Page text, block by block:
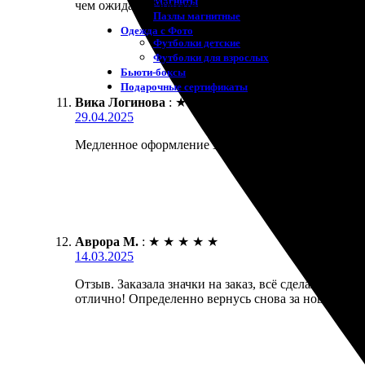
Пазлы магнитные
Одежда с Фото
Футболки детские
Футболки для взрослых
Бьюти-боксы
Подарочные сертификаты
чем ожидала. Обязательно обращусь снова!
Вика Логинова : ★
29.04.2025
Медленное оформление заказа. Работники
Аврора М. : ★ ★ ★ ★ ★
14.03.2025
Отзыв. Заказала значки на заказ, всё сделали
отлично! Определенно вернусь снова за новыми